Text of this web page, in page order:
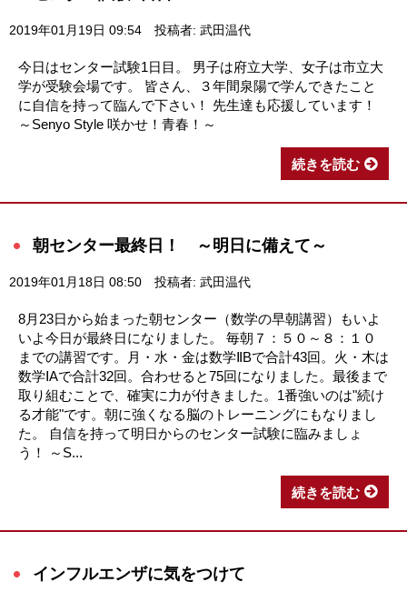
2019年01月19日 09:54 投稿者: 武田温代
今日はセンター試験1日目。 男子は府立大学、女子は市立大
学が受験会場です。 皆さん、３年間泉陽で学んできたこと
に自信を持って臨んで下さい！ 先生達も応援しています！
～Senyo Style 咲かせ！青春！～
続きを読む
朝センター最終日！ ～明日に備えて～
2019年01月18日 08:50 投稿者: 武田温代
8月23日から始まった朝センター（数学の早朝講習）もいよ
いよ今日が最終日になりました。 毎朝７：５０～８：１０
までの講習です。月・水・金は数学ⅡBで合計43回。火・木は
数学ⅠAで合計32回。合わせると75回になりました。最後まで
取り組むことで、確実に力が付きました。1番強いのは"続け
る才能"です。朝に強くなる脳のトレーニングにもなりまし
た。 自信を持って明日からのセンター試験に臨みましょ
う！ ～S...
続きを読む
インフルエンザに気をつけて